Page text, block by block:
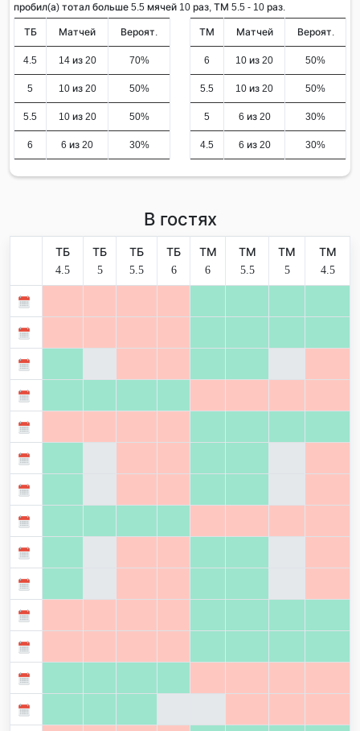
пробил(а) тотал больше 5.5 мячей 10 раз, ТМ 5.5 - 10 раз.
ТБ Матчей Вероят.
4.5 14 из 20 70%
5 10 из 20 50%
5.5 10 из 20 50%
6 6 из 20 30%
ТМ Матчей Вероят.
6 10 из 20 50%
5.5 10 из 20 50%
5 6 из 20 30%
4.5 6 из 20 30%
В гостях
ТБ
4.5
ТБ
5
ТБ
5.5
ТБ
6
ТМ
6
ТМ
5.5
ТМ
5
ТМ
4.5